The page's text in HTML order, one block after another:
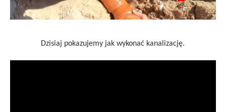
Dzisiaj pokazujemy jak wykonać kanalizację.